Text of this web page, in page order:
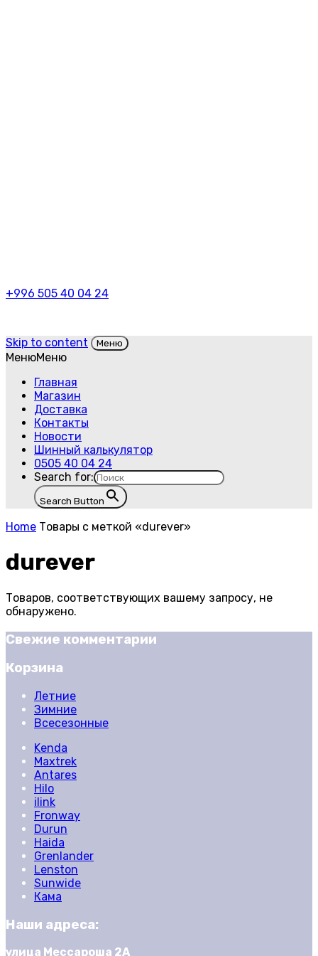
+996 505 40 04 24
Skip to content Меню
МенюМеню
Главная
Магазин
Доставка
Контакты
Новости
Шинный калькулятор
0505 40 04 24
Search for:
Search Button
Home Товары с меткой «durever»
durever
Товаров, соответствующих вашему запросу, не
обнаружено.
Свежие комментарии
Корзина
Летние
Зимние
Всесезонные
Kenda
Maxtrek
Antares
Hilo
ilink
Fronway
Durun
Haida
Grenlander
Lenston
Sunwide
Кама
Наши адреса:
улица Мессароша 2А